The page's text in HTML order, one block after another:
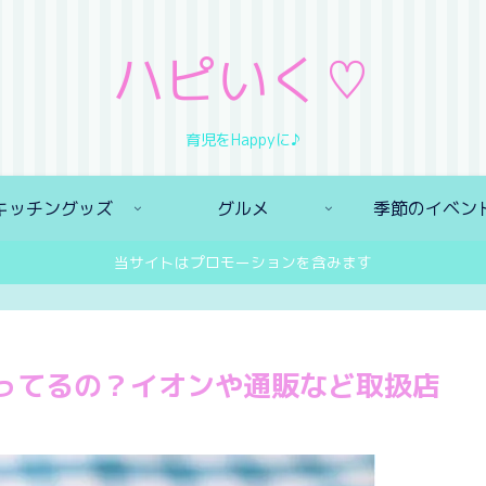
ハピいく♡
育児をHappyに♪
ッチングッズ グルメ 季節のイベン
当サイトはプロモーションを含みます
るの？イオンや通販など取扱店